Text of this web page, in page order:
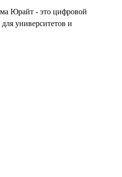
Юрайт - это цифровой
университетов и